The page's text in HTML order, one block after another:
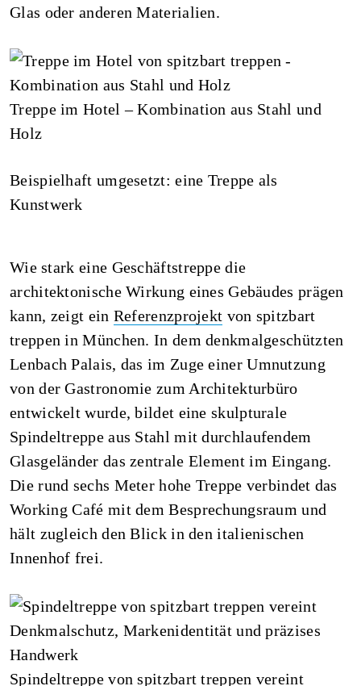
Glas oder anderen Materialien.
Treppe im Hotel – Kombination aus Stahl und
Holz
Beispielhaft umgesetzt: eine Treppe als
Kunstwerk
Wie stark eine Geschäftstreppe die
architektonische Wirkung eines Gebäudes prägen
kann, zeigt ein Referenzprojekt von spitzbart
treppen in München. In dem denkmalgeschützten
Lenbach Palais, das im Zuge einer Umnutzung
von der Gastronomie zum Architekturbüro
entwickelt wurde, bildet eine skulpturale
Spindeltreppe aus Stahl mit durchlaufendem
Glasgeländer das zentrale Element im Eingang.
Die rund sechs Meter hohe Treppe verbindet das
Working Café mit dem Besprechungsraum und
hält zugleich den Blick in den italienischen
Innenhof frei.
Spindeltreppe von spitzbart treppen vereint